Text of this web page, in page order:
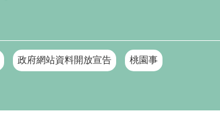
政府網站資料開放宣告 桃園事